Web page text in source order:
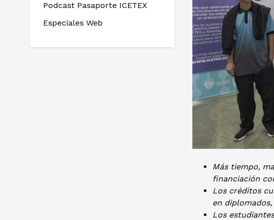
Podcast Pasaporte ICETEX
Especiales Web
Más tiempo,
financiación
Los créditos
en
Los